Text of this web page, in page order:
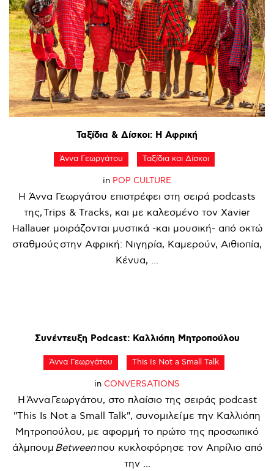
Ταξίδια & Δίσκοι: Η Αφρική
Άννα Γεωργάτου Ταξίδια και Δίσκοι
in POP CULTURE
Η Άννα Γεωργάτου επιστρέφει στη σειρά podcasts
της, Trips & Tracks, και με καλεσμένο τον Xavier
Hallauer μοιράζονται μυστικά -και μουσική- από οκτώ
σταθμούς στην Αφρική: Νιγηρία, Καμερούν, Αιθιοπία,
Κένυα, ...
Συνέντευξη Podcast: Καλλιόπη Μητροπούλου
Άννα Γεωργάτου This Is Not a Small Talk
in CONVERSATIONS
Η Άννα Γεωργάτου, στο πλαίσιο της σειράς podcast
"This Is Not a Small Talk", συνομιλεί με την Καλλιόπη
Μητροπούλου, με αφορμή το πρώτο της προσωπικό
άλμπουμ Betweenπου κυκλοφόρησε τον Απρίλιο από
την ...